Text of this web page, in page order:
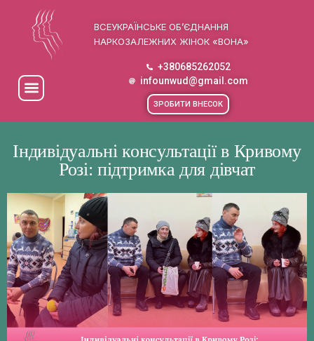
ВСЕУКРАЇНСЬКЕ ОБ’ЄДНАННЯ
НАРКОЗАЛЕЖНИХ ЖІНОК «ВОНА»
+380685262052
infounwud@gmail.com
ЗРОБИТИ ВНЕСОК
Індивідуальні консультації в Кривому
Розі: підтримка для дівчат